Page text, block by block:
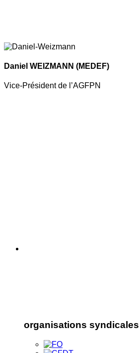
Daniel WEIZMANN (MEDEF)
Vice-Président de l’AGFPN
organisations syndicales